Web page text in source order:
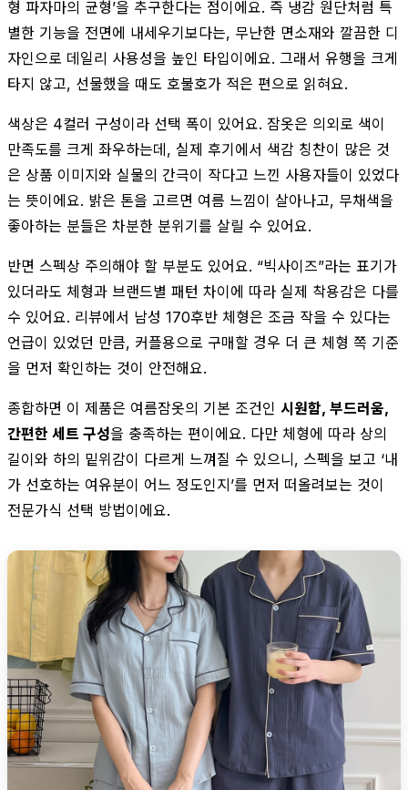
형 파자마의 균형’을 추구한다는 점이에요. 즉 냉감 원단처럼 특
별한 기능을 전면에 내세우기보다는, 무난한 면소재와 깔끔한 디
자인으로 데일리 사용성을 높인 타입이에요. 그래서 유행을 크게
타지 않고, 선물했을 때도 호불호가 적은 편으로 읽혀요.
색상은 4컬러 구성이라 선택 폭이 있어요. 잠옷은 의외로 색이
만족도를 크게 좌우하는데, 실제 후기에서 색감 칭찬이 많은 것
은 상품 이미지와 실물의 간극이 작다고 느낀 사용자들이 있었다
는 뜻이에요. 밝은 톤을 고르면 여름 느낌이 살아나고, 무채색을
좋아하는 분들은 차분한 분위기를 살릴 수 있어요.
반면 스펙상 주의해야 할 부분도 있어요. “빅사이즈”라는 표기가
있더라도 체형과 브랜드별 패턴 차이에 따라 실제 착용감은 다를
수 있어요. 리뷰에서 남성 170후반 체형은 조금 작을 수 있다는
언급이 있었던 만큼, 커플용으로 구매할 경우 더 큰 체형 쪽 기준
을 먼저 확인하는 것이 안전해요.
종합하면 이 제품은 여름잠옷의 기본 조건인 시원함, 부드러움,
간편한 세트 구성을 충족하는 편이에요. 다만 체형에 따라 상의
길이와 하의 밑위감이 다르게 느껴질 수 있으니, 스펙을 보고 ‘내
가 선호하는 여유분이 어느 정도인지’를 먼저 떠올려보는 것이
전문가식 선택 방법이에요.